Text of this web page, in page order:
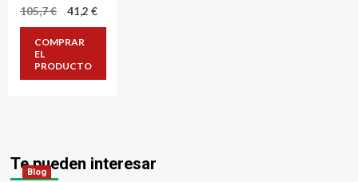
105,7€
El
original
105,7 €.
41,2 €El
COMPRAR
EL
PRODUCTO
Te pueden interesar
Blog